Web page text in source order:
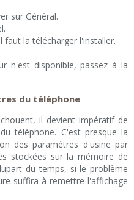
sur Général.
faut la télécharger l'installer.
n'est disponible, passez à la
du téléphone
il devient impératif de
téléphone. C'est presque la
des paramètres d'usine par
stockées sur la mémoire de
du temps, si le problème
suffira à remettre l'affichage